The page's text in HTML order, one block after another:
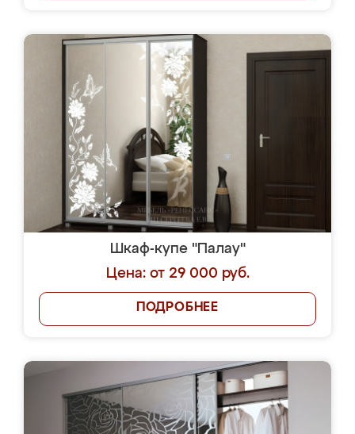
Шкаф-купе "Палау"
Цена: от 29 000 руб.
ПОДРОБНЕЕ